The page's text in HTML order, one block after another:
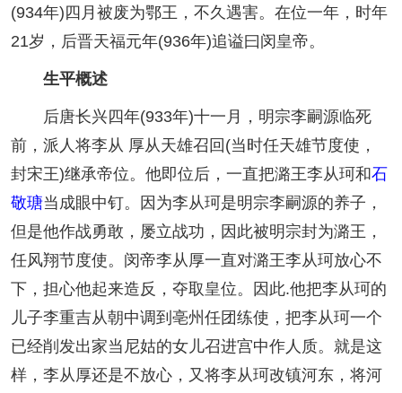
(934年)四月被废为鄂王，不久遇害。在位一年，时年
21岁，后晋天福元年(936年)追谥曰闵皇帝。
生平概述
后唐长兴四年(933年)十一月，明宗李嗣源临死
前，派人将李从 厚从天雄召回(当时任天雄节度使，
封宋王)继承帝位。他即位后，一直把潞王李从珂和石
敬瑭当成眼中钉。因为李从珂是明宗李嗣源的养子，
但是他作战勇敢，屡立战功，因此被明宗封为潞王，
任风翔节度使。闵帝李从厚一直对潞王李从珂放心不
下，担心他起来造反，夺取皇位。因此.他把李从珂的
儿子李重吉从朝中调到亳州任团练使，把李从珂一个
已经削发出家当尼姑的女儿召进宫中作人质。就是这
样，李从厚还是不放心，又将李从珂改镇河东，将河